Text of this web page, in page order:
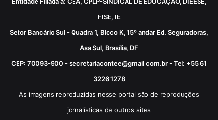
Entidade Filiada a: CEA, CPLP-SINDICAL DE EDUCAÇÃO, DIEESE,
FISE, IE
Setor Bancário Sul - Quadra 1, Bloco K, 15º andar Ed. Seguradoras,
Asa Sul, Brasília, DF
CEP: 70093-900 - secretariacontee@gmail.com.br - Tel: +55 61
3226 1278
As imagens reproduzidas nesse portal são de reproduções
jornalísticas de outros sites